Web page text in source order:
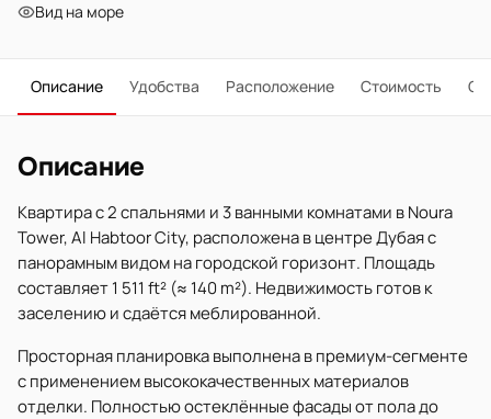
Вид на море
Описание Удобства Расположение Стоимость О
Описание
Квартира с 2 спальнями и 3 ванными комнатами в Noura
Tower, Al Habtoor City, расположена в центре Дубая с
панорамным видом на городской горизонт. Площадь
составляет 1 511 ft² (≈ 140 m²). Недвижимость готов к
заселению и сдаётся меблированной.
Просторная планировка выполнена в премиум-сегменте
с применением высококачественных материалов
отделки. Полностью остеклённые фасады от пола до